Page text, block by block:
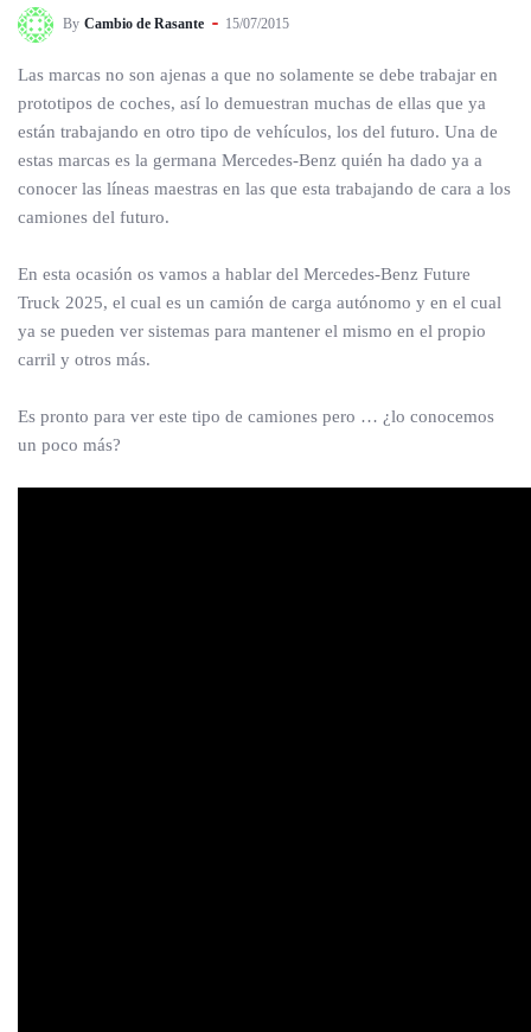
By Cambio de Rasante 15/07/2015
Las marcas no son ajenas a que no solamente se debe trabajar en
prototipos de coches, así lo demuestran muchas de ellas que ya
están trabajando en otro tipo de vehículos, los del futuro. Una de
estas marcas es la germana Mercedes-Benz quién ha dado ya a
conocer las líneas maestras en las que esta trabajando de cara a los
camiones del futuro.
En esta ocasión os vamos a hablar del Mercedes-Benz Future
Truck 2025, el cual es un camión de carga autónomo y en el cual
ya se pueden ver sistemas para mantener el mismo en el propio
carril y otros más.
Es pronto para ver este tipo de camiones pero … ¿lo conocemos
un poco más?